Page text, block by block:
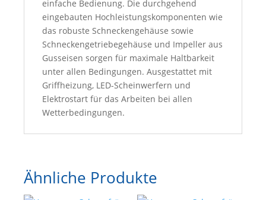
einfache Bedienung. Die durchgehend
eingebauten Hochleistungskomponenten wie
das robuste Schneckengehäuse sowie
Schneckengetriebegehäuse und Impeller aus
Gusseisen sorgen für maximale Haltbarkeit
unter allen Bedingungen. Ausgestattet mit
Griffheizung, LED-Scheinwerfern und
Elektrostart für das Arbeiten bei allen
Wetterbedingungen.
Ähnliche Produkte